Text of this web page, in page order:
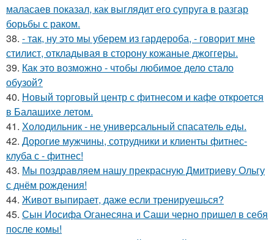
маласаев показал, как выглядит его супруга в разгар
борьбы с раком.
38. - так, ну это мы уберем из гардероба, - говорит мне
стилист, откладывая в сторону кожаные джоггеры.
39. Как это возможно - чтобы любимое дело стало
обузой?
40. Новый торговый центр с фитнесом и кафе откроется
в Балашихе летом.
41. Холодильник - не универсальный спасатель еды.
42. Дорогие мужчины, сотрудники и клиенты фитнес-
клуба с - фитнес!
43. Мы поздравляем нашу прекрасную Дмитриеву Ольгу
с днём рождения!
44. Живот выпирает, даже если тренируешься?
45. Сын Иосифа Оганесяна и Саши черно пришел в себя
после комы!